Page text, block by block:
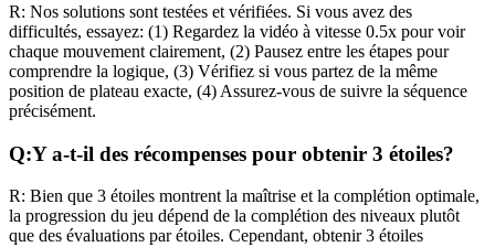
R: Nos solutions sont testées et vérifiées. Si vous avez des
difficultés, essayez: (1) Regardez la vidéo à vitesse 0.5x pour voir
chaque mouvement clairement, (2) Pausez entre les étapes pour
comprendre la logique, (3) Vérifiez si vous partez de la même
position de plateau exacte, (4) Assurez-vous de suivre la séquence
précisément.
Q:Y a-t-il des récompenses pour obtenir 3 étoiles?
R: Bien que 3 étoiles montrent la maîtrise et la complétion optimale,
la progression du jeu dépend de la complétion des niveaux plutôt
que des évaluations par étoiles. Cependant, obtenir 3 étoiles